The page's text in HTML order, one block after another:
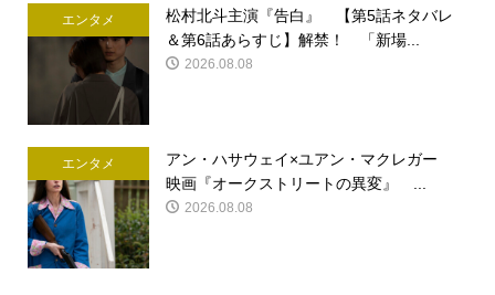
エンタメ
松村北斗主演『告白』 【第5話ネタバレ
＆第6話あらすじ】解禁！ 「新場...
2026.08.08
エンタメ
アン・ハサウェイ×ユアン・マクレガー
映画『オークストリートの異変』 ...
2026.08.08